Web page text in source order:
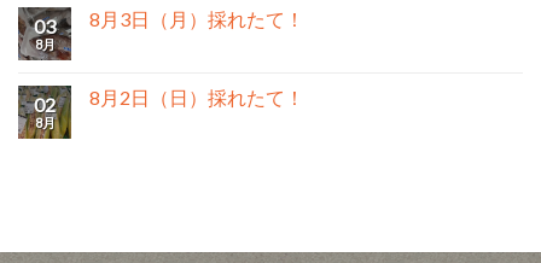
03
8月
8月3日（月）採れたて！
02
8月
8月2日（日）採れたて！